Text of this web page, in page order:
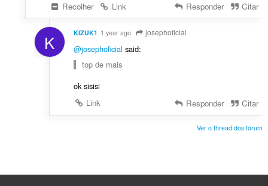
Recolher
Link Responder Citar
K KIZUK1 1 year ago josephoficial
@josephoficial said:
top de mais
ok sisisi
Link
Responder Citar
Ver o thread dos fórum